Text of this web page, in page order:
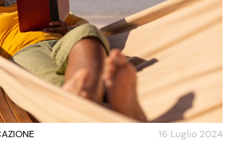
16 Luglio 2024